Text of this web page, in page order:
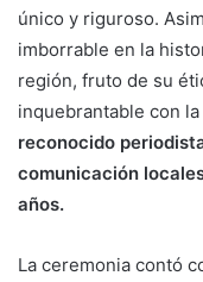
único y riguroso.
imborrable en la
región, fruto de su
inquebrantable con
reconocido
comunicación
años.
La ceremonia contó